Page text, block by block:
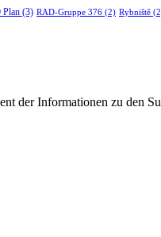
Plan (3) RAD-Gruppe 376 (2) Rybniště
der Informationen zu den